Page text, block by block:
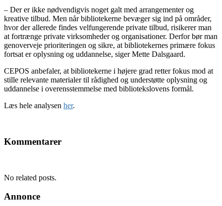
– Der er ikke nødvendigvis noget galt med arrangementer og
kreative tilbud. Men når bibliotekerne bevæger sig ind på områder,
hvor der allerede findes velfungerende private tilbud, risikerer man
at fortrænge private virksomheder og organisationer. Derfor bør man
genoverveje prioriteringen og sikre, at bibliotekernes primære fokus
fortsat er oplysning og uddannelse, siger Mette Dalsgaard.
CEPOS anbefaler, at bibliotekerne i højere grad retter fokus mod at
stille relevante materialer til rådighed og understøtte oplysning og
uddannelse i overensstemmelse med bibliotekslovens formål.
Læs hele analysen her.
Kommentarer
No related posts.
Annonce